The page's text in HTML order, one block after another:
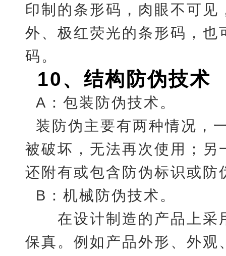
印制的条形码，肉眼不可
外、极红荧光的条形码，
码。
10 、 结构防伪技术
A：包装防伪技术。
装防伪主要有两种情况，
被破坏，无法再次使用；
还附有或包含防伪标识或防
B：机械防伪技术。
在设计制造的产品上采
保真。例如产品外形、外